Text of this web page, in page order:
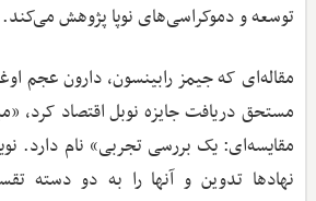
توسعه و دموکراسی‌های نوپا پژوهش می‌کند.
مقاله‌ای که جیمز رابینسون، دارون عجم‌
مستحق دریافت جایزه نوبل اقتصاد کرد،
مقایسه‌ای: یک بررسی تجربی» نام دارد.
نهادها تدوین و آنها را به دو دسته